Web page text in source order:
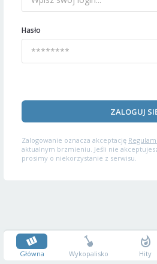
Hasło
ZALOGUJ
Zalogowanie oznacza akceptację
aktualnym brzmieniu. Jeśli nie
prosimy o niekorzystanie z serwisu.
Główna Wykopalisko Hity